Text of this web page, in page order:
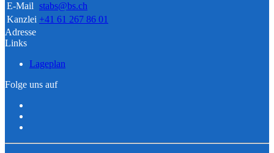
E-Mail stabs@bs.ch
Kanzlei +41 61 267 86 01
Adresse
Links
Lageplan
Folge uns auf